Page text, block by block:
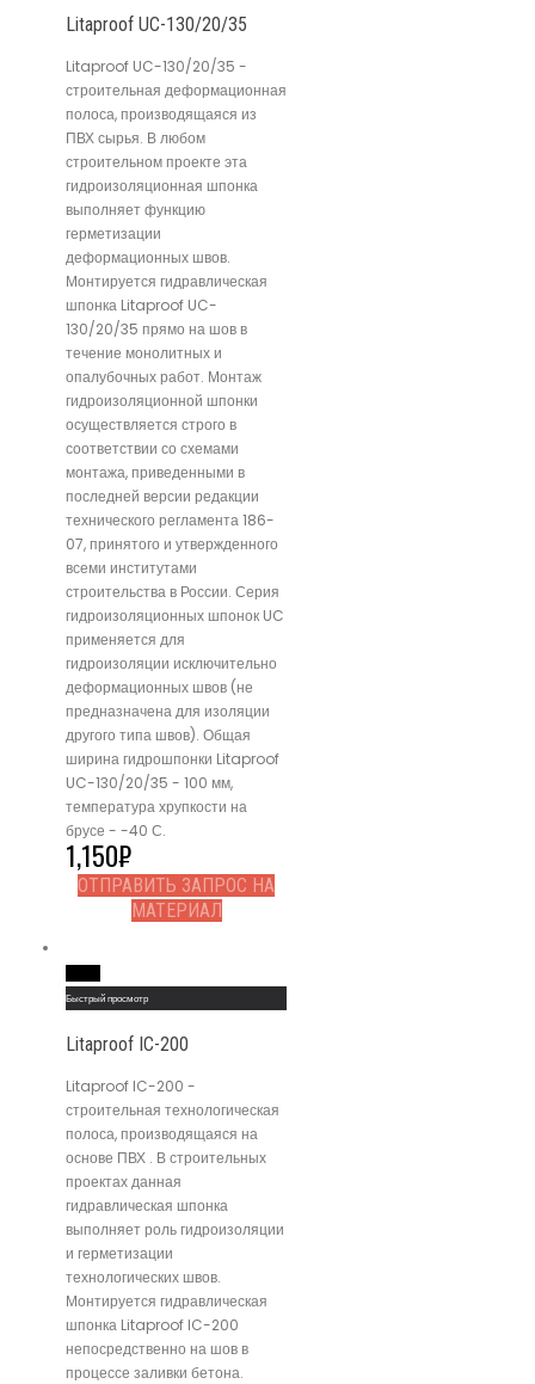
Litaproof UC-130/20/35
Litaproof UC-130/20/35 -
строительная деформационная
полоса, производящаяся из
ПВХ сырья. В любом
строительном проекте эта
гидроизоляционная шпонка
выполняет функцию
герметизации
деформационных швов.
Монтируется гидравлическая
шпонка Litaproof UC-
130/20/35 прямо на шов в
течение монолитных и
опалубочных работ. Монтаж
гидроизоляционной шпонки
осуществляется строго в
соответствии со схемами
монтажа, приведенными в
последней версии редакции
технического регламента 186-
07, принятого и утвержденного
всеми институтами
строительства в России. Серия
гидроизоляционных шпонок UC
применяется для
гидроизоляции исключительно
деформационных швов (не
предназначена для изоляции
другого типа швов). Общая
ширина гидрошпонки Litaproof
UC-130/20/35 - 100 мм,
температура хрупкости на
брусе - -40 С.
1,150₽
ОТПРАВИТЬ ЗАПРОС НА
МАТЕРИАЛ
Быстрый просмотр
Litaproof IC-200
Litaproof IC-200 -
строительная технологическая
полоса, производящаяся на
основе ПВХ . В строительных
проектах данная
гидравлическая шпонка
выполняет роль гидроизоляции
и герметизации
технологических швов.
Монтируется гидравлическая
шпонка Litaproof IC-200
непосредственно на шов в
процессе заливки бетона.